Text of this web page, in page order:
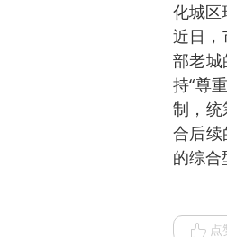
化城区
近日，
部老城
持“尊
制，
合后
的综合
点